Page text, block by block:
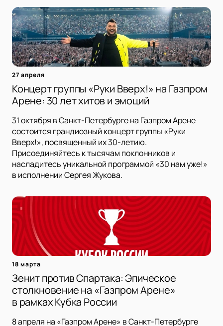
27 апреля
Концерт группы «Руки Вверх!» на Газпром
Арене: 30 лет хитов и эмоций
31 октября в Санкт-Петербурге на Газпром Арене
состоится грандиозный концерт группы «Руки
Вверх!», посвященный их 30-летию.
Присоединяйтесь к тысячам поклонников и
насладитесь уникальной программой «30 нам уже!»
в исполнении Сергея Жукова.
18 марта
Зенит против Спартака: Эпическое
столкновение на «Газпром Арене»
в рамках Кубка России
8 апреля на «Газпром Арене» в Санкт-Петербурге